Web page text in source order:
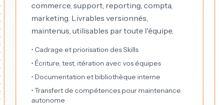
commerce, support, reporting, compta,
marketing. Livrables versionnés,
maintenus, utilisables par toute l'équipe.
• Cadrage et priorisation des Skills
• Écriture, test, itération avec vos équipes
• Documentation et bibliothèque interne
• Transfert de compétences pour maintenance
autonome